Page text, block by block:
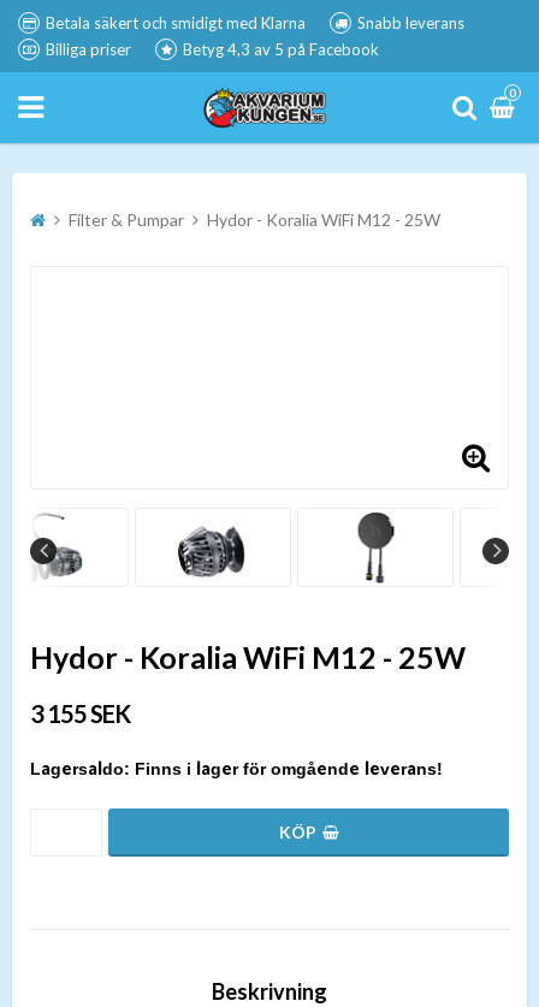
Betala säkert och smidigt med Klarna
Snabb leverans
Billiga priser
Betyg 4,3 av 5 på Facebook
0
Filter & Pumpar Hydor - Koralia WiFi M12 - 25W
Hydor - Koralia WiFi M12 - 25W
3 155 SEK
Finns i lager för omgående leverans!
Beskrivning